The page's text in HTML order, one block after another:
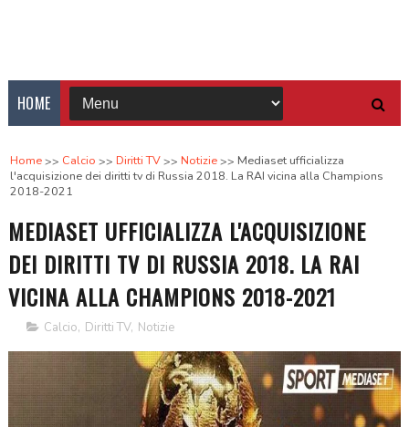
HOME
Home Calcio Diritti TV Notizie
Mediaset ufficializza
l'acquisizione dei diritti tv di Russia 2018. La RAI vicina alla Champions
2018-2021
MEDIASET UFFICIALIZZA L'ACQUISIZIONE
DEI DIRITTI TV DI RUSSIA 2018. LA RAI
VICINA ALLA CHAMPIONS 2018-2021
Calcio, Diritti TV, Notizie